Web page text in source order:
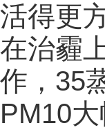
活得更
在治霾
作，35
PM10